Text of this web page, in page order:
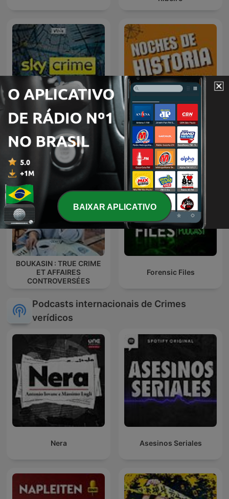
Sky Crime Podcast Noches de Historia
BOUKASIN : TRUE CRIME
ET AFFAIRES
CONTROVERSÉES
Forensic Files
Podcasts internacionais de Crimes
verídicos
Nera Asesinos Seriales
BAIXAR APLICATIVO